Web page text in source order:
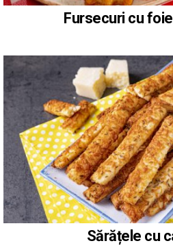
Fursecuri cu
Sărățele cu